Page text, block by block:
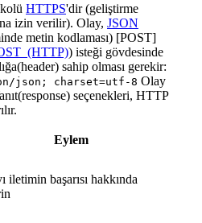
HTTPS'dir (geliştirme
izin verilir). Olay, JSON
metin kodlaması) [POST]
) isteği gövdesinde
sahip olması gerekir:
json; charset=utf-8 Olay
seçenekleri, HTTP
Eylem
iletimin başarısı hakkında